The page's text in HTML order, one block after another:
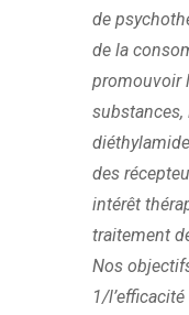
de
de la
promouvoir
substances,
des
intérêt
traitement
Nos
1/